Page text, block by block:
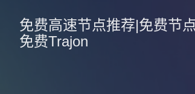
免费高速节点推荐|免费节
免费Trajon